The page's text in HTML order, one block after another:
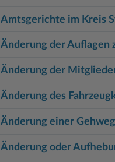
Amtsgerichte im Kreis
Änderung der Auflagen
Änderung der
Änderung des
Änderung einer
Änderung oder